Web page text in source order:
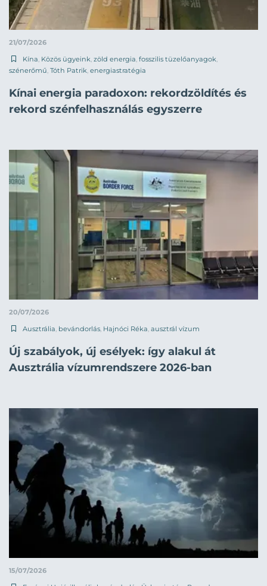
21/07/2026
Kína, Közös ügyeink, zöld energia, fosszilis tüzelőanyagok,
szénerőmű, Tóth Patrik, energiastratégia
Kínai energia paradoxon: rekordzöldítés és
rekord szénfelhasználás egyszerre
20/07/2026
Ausztrália, bevándorlás, Hajnóci Réka, ausztrál vízum
Új szabályok, új esélyek: így alakul át
Ausztrália vízumrendszere 2026-ban
15/07/2026